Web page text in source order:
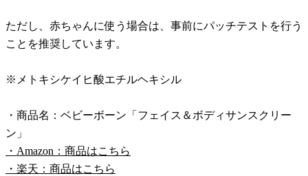
ただし、赤ちゃんに使う場合は、事前にパッチテストを行う
ことを推奨しています。
※メトキシケイヒ酸エチルヘキシル
・商品名：ベビーボーン「フェイス＆ボディサンスクリー
ン」
・Amazon：商品はこちら
・楽天：商品はこちら